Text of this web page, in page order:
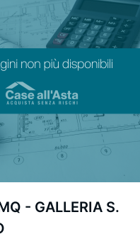
- GALLERIA S.